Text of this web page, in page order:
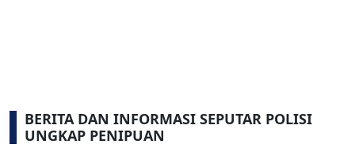
BERITA DAN INFORMASI SEPUTAR POLISI
UNGKAP PENIPUAN